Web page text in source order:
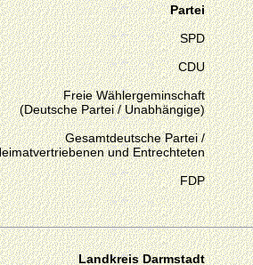
Partei
SPD
CDU
Freie Wählergeminschaft
(Deutsche Partei / Unabhängige)
Gesamtdeutsche Partei /
und Entrechteten
FDP
Landkreis Darmstadt